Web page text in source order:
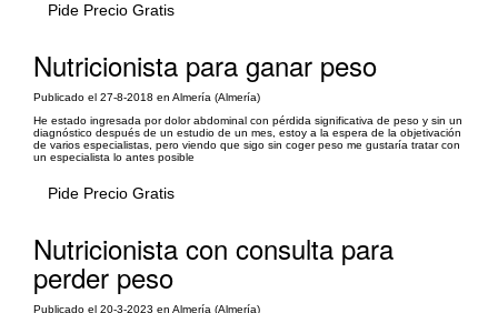
Pide Precio Gratis
Nutricionista para ganar peso
Publicado el 27-8-2018 en Almería (Almería)
He estado ingresada por dolor abdominal con pérdida significativa de peso y sin un
diagnóstico después de un estudio de un mes, estoy a la espera de la objetivación
de varios especialistas, pero viendo que sigo sin coger peso me gustaría tratar con
un especialista lo antes posible
Pide Precio Gratis
Nutricionista con consulta para
perder peso
Publicado el 20-3-2023 en Almería (Almería)